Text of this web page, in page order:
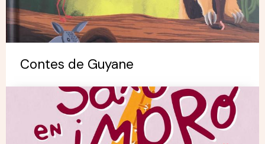
Contes de Guyane